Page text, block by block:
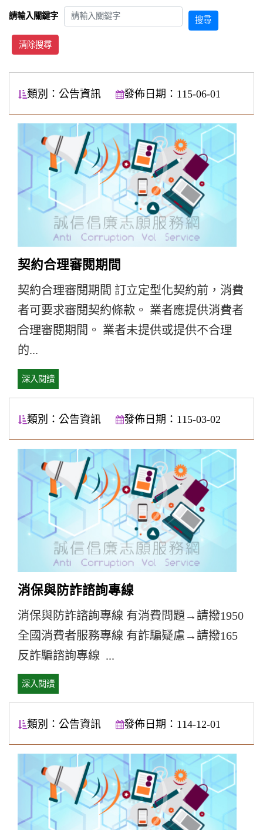
請輸入關鍵字 搜尋
清除搜尋
類別：公告資訊 發佈日期：115-06-01
契約合理審閱期間
契約合理審閱期間 訂立定型化契約前，消費
者可要求審閱契約條款。 業者應提供消費者
合理審閱期間。 業者未提供或提供不合理
的...
深入閱讀
類別：公告資訊 發佈日期：115-03-02
消保與防詐諮詢專線
消保與防詐諮詢專線 有消費問題→請撥1950
全國消費者服務專線 有詐騙疑慮→請撥165
反詐騙諮詢專線 ...
深入閱讀
類別：公告資訊 發佈日期：114-12-01